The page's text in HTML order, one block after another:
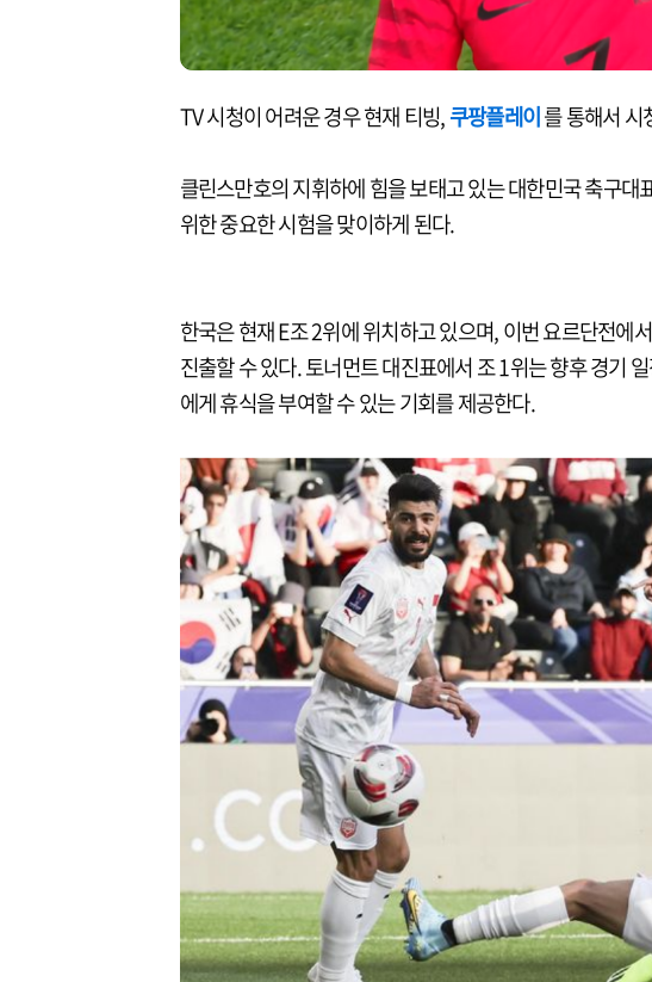
TV 시청이 어려운 경우현재 티빙,쿠팡플레이를 통해서 시
클린스만호의 지휘하에 힘을 보태고 있는 대한민국 축구
위한 중요한 시험을 맞이하게 된다.
한국은 현재 E조 2위에 위치하고 있으며, 이번 요르단전에
진출할 수 있다. 토너먼트 대진표에서 조 1위는 향후 경기
에게 휴식을 부여할 수 있는 기회를 제공한다.